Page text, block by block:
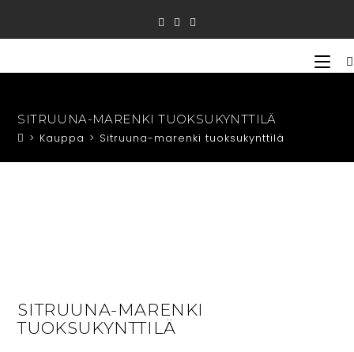
SITRUUNA-MARENKI TUOKSUKYNTTILÄ
> Kauppa > Sitruuna-marenki tuoksukynttilä
SITRUUNA-MARENKI
TUOKSUKYNTTILÄ